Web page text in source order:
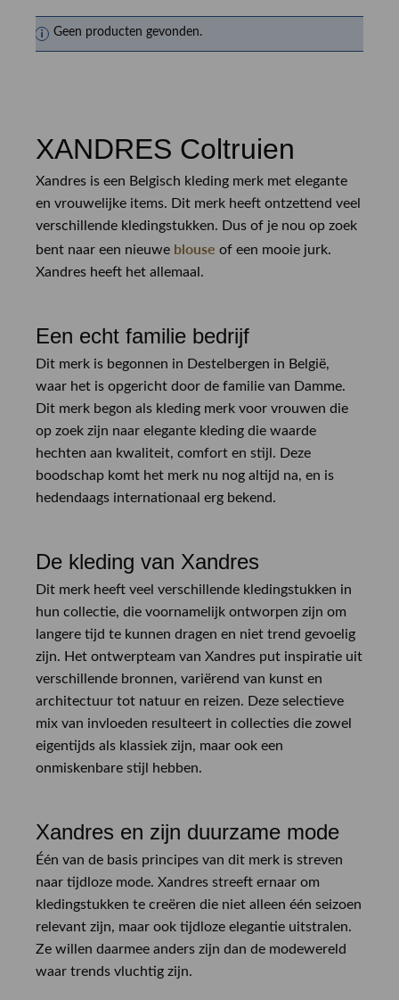
Geen producten gevonden.
XANDRES Coltruien
Xandres is een Belgisch kleding merk met elegante
en vrouwelijke items. Dit merk heeft ontzettend veel
verschillende kledingstukken. Dus of je nou op zoek
bent naar een nieuwe blouse of een mooie jurk.
Xandres heeft het allemaal.
Een echt familie bedrijf
Dit merk is begonnen in Destelbergen in België,
waar het is opgericht door de familie van Damme.
Dit merk begon als kleding merk voor vrouwen die
op zoek zijn naar elegante kleding die waarde
hechten aan kwaliteit, comfort en stijl. Deze
boodschap komt het merk nu nog altijd na, en is
hedendaags internationaal erg bekend.
De kleding van Xandres
Dit merk heeft veel verschillende kledingstukken in
hun collectie, die voornamelijk ontworpen zijn om
langere tijd te kunnen dragen en niet trend gevoelig
zijn. Het ontwerpteam van Xandres put inspiratie uit
verschillende bronnen, variërend van kunst en
architectuur tot natuur en reizen. Deze selectieve
mix van invloeden resulteert in collecties die zowel
eigentijds als klassiek zijn, maar ook een
onmiskenbare stijl hebben.
Xandres en zijn duurzame mode
Één van de basis principes van dit merk is streven
naar tijdloze mode. Xandres streeft ernaar om
kledingstukken te creëren die niet alleen één seizoen
relevant zijn, maar ook tijdloze elegantie uitstralen.
Ze willen daarmee anders zijn dan de modewereld
waar trends vluchtig zijn.